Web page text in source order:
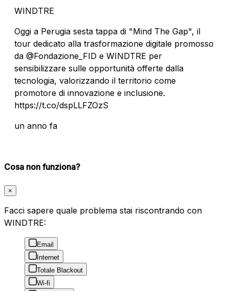
WINDTRE
Oggi a Perugia sesta tappa di "Mind The Gap", il
tour dedicato alla trasformazione digitale promosso
da @Fondazione_FID e WINDTRE per
sensibilizzare sulle opportunità offerte dalla
tecnologia, valorizzando il territorio come
promotore di innovazione e inclusione.
https://t.co/dspLLFZOzS
un anno fa
Cosa non funziona?
×
Facci sapere quale problema stai riscontrando con
WINDTRE:
Email
Internet
Totale Blackout
Wi-fi